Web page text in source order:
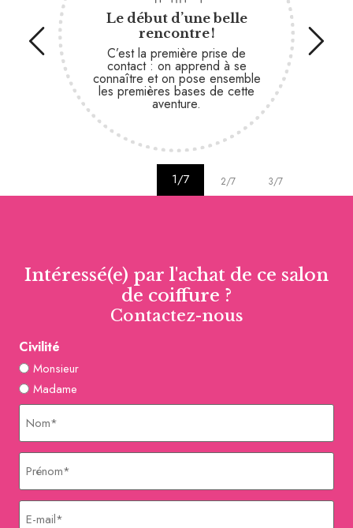
Le début d’une belle
rencontre !
C’est la première prise de
contact : on apprend à se
connaître et on pose ensemble
les premières bases de cette
aventure.
1/7 2/7 3/7
Intéressé(e) par l'achat de ce salon
de coiffure ?
Contactez-nous
Civilité
Monsieur
Madame
Nom
Prénom
E-
mail